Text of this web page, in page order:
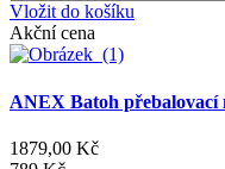
Vložit do košíku
Akční cena
ANEX Batoh přebalovací
1879,00 Kč